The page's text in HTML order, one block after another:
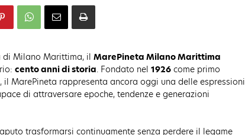
di Milano Marittima, il MarePineta Milano Marittima
cento anni di storia. Fondato nel 1926 come primo
MarePineta rappresenta ancora oggi una delle espressioni
di attraversare epoche, tendenze e generazioni
trasformarsi continuamente senza perdere il legame